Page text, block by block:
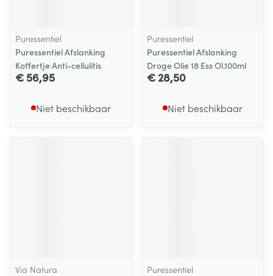
Puressentiel
Puressentiel Afslanking
Koffertje Anti-cellulitis
€ 56,95
Niet beschikbaar
Puressentiel
Puressentiel Afslanking
Droge Olie 18 Ess Ol.100ml
€ 28,50
Niet beschikbaar
Via Natura
Puressentiel